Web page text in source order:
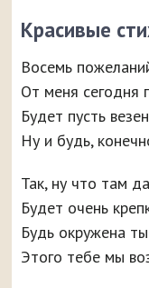
Красивые
Восемь
От меня сегодня
Будет пусть
Ну и будь,
Так, ну что там
Будет очень
Будь окружена
Этого тебе мы